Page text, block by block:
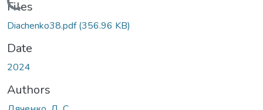
Loading...
Files
Diachenko38.pdf(356.96 KB)
Date
2024
Authors